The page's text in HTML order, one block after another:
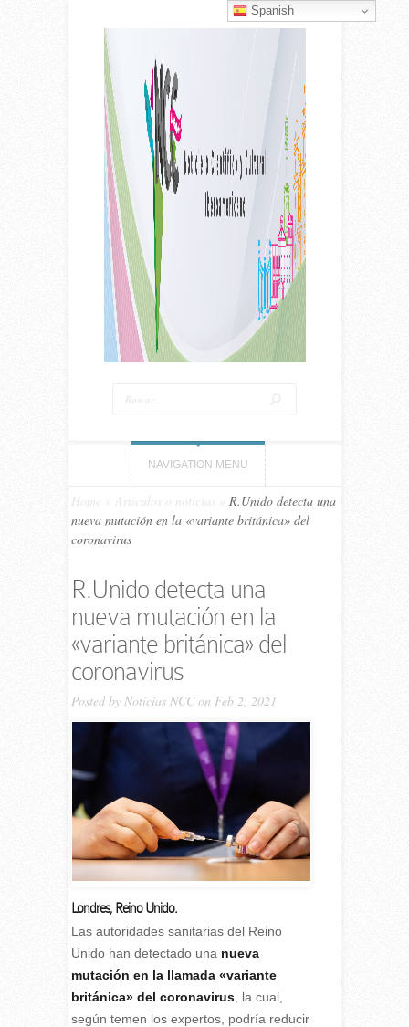
NAVIGATION MENU
Home Artículos o noticias
R.Unido detecta una
nueva mutación en la «variante británica» del
coronavirus
R.Unido detecta una
nueva mutación en la
«variante británica» del
coronavirus
Posted by Noticias NCCon Feb 2, 2021
Londres, Reino Unido.
Las autoridades sanitarias del Reino
Unido han detectado una nueva
mutación en la llamada «variante
británica» del coronavirus, la cual,
según temen los expertos, podría reducir
Spanish